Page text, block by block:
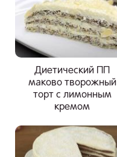
Диетический ПП
маково творожный
торт с лимонным
кремом